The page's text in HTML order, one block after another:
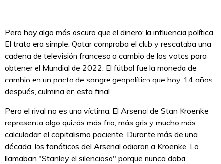
Pero hay algo más oscuro que el dinero: la influencia política.
El trato era simple: Qatar compraba el club y rescataba una
cadena de televisión francesa a cambio de los votos para
obtener el Mundial de 2022. El fútbol fue la moneda de
cambio en un pacto de sangre geopolítico que hoy, 14 años
después, culmina en esta final.
Pero el rival no es una víctima. El Arsenal de Stan Kroenke
representa algo quizás más frío, más gris y mucho más
calculador: el capitalismo paciente. Durante más de una
década, los fanáticos del Arsenal odiaron a Kroenke. Lo
llamaban "Stanley el silencioso" porque nunca daba